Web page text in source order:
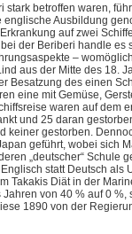
betroffen waren,
Ausbildung
auf zwei
der Beriberi handle es
–
aus der Mitte des 18.
Besatzung des einen
eine mit Gemüse,
waren auf dem
und 25 daran
keiner gestorben.
geführt, wobei sich
„deutscher“ Schule
statt Deutsch als
Takakis Diät in der
von 40 % auf 0
1890 von der